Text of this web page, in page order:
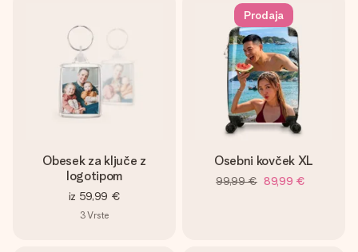
Obesek za ključe z
logotipom
iz 59,99 €
3Vrste
Prodaja
Osebni kovček XL
99,99 € 89,99 €